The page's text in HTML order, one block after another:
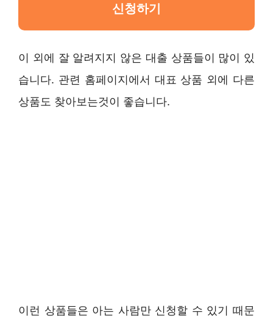
신청하기
이 외에 잘 알려지지 않은 대출 상품들이 많이 있
습니다. 관련 홈페이지에서 대표 상품 외에 다른
상품도 찾아보는것이 좋습니다.
이런 상품들은 아는 사람만 신청할 수 있기 때문